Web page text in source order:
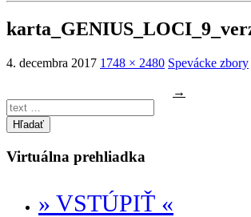
4. decembra 2017 1748 × 2480 Spevácke zbory
→
Hľadať
Virtuálna prehliadka
» VSTÚPIŤ «